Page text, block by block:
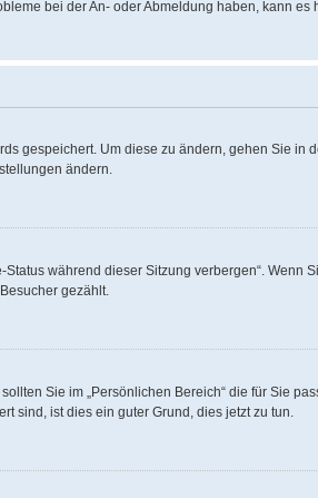
bei der An- oder Abmeldung haben, kann
gespeichert. Um diese zu ändern, gehen Sie in
ändern.
während dieser Sitzung verbergen“. Wenn
gezählt.
Sie im „Persönlichen Bereich“ die für Sie
sind, ist dies ein guter Grund, dies jetzt zu tun.